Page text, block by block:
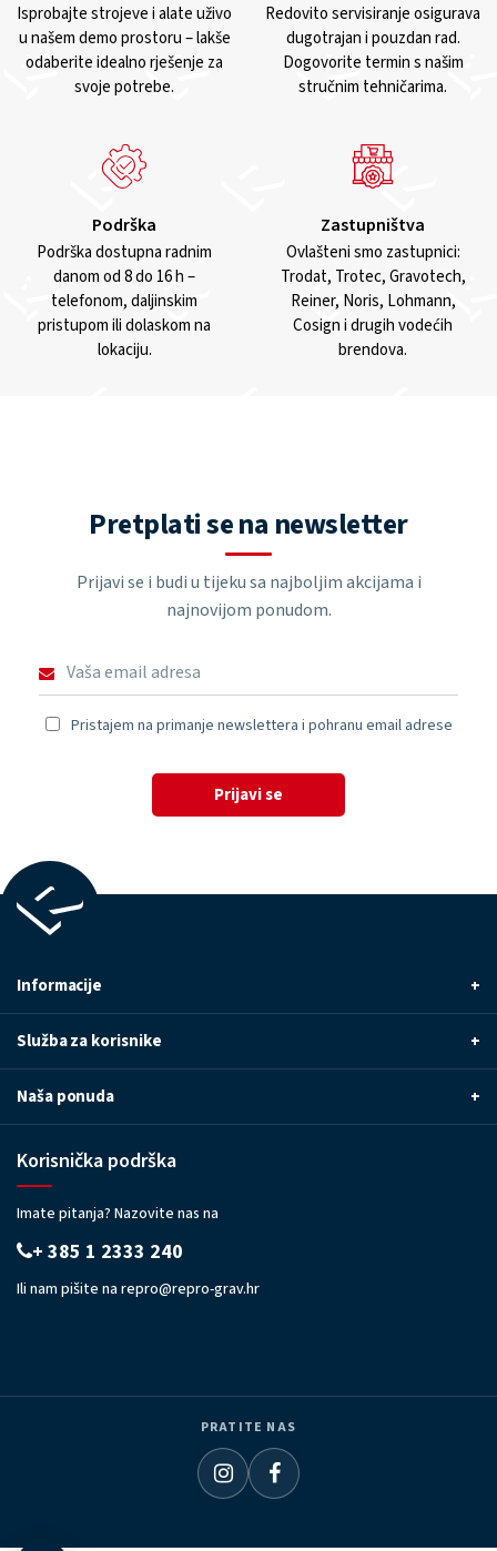
Isprobajte strojeve i alate uživo
u našem demo prostoru – lakše
odaberite idealno rješenje za
svoje potrebe.
Redovito servisiranje osigurava
dugotrajan i pouzdan rad.
Dogovorite termin s našim
stručnim tehničarima.
Podrška
Podrška dostupna radnim
danom od 8 do 16 h –
telefonom, daljinskim
pristupom ili dolaskom na
lokaciju.
Zastupništva
Ovlašteni smo zastupnici:
Trodat, Trotec, Gravotech,
Reiner, Noris, Lohmann,
Cosign i drugih vodećih
brendova.
Pretplati se na newsletter
Prijavi se i budi u tijeku sa najboljim akcijama i
najnovijom ponudom.
Pristajem na primanje newslettera i pohranu email adrese
Prijavi se
Informacije +
Služba za korisnike +
Naša ponuda +
Korisnička podrška
Imate pitanja? Nazovite nas na
+ 385 1 2333 240
Ili nam pišite na repro@repro-grav.hr
PRATITE NAS